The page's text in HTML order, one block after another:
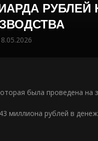
была проведена на
миллиона рублей в